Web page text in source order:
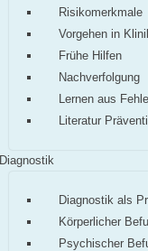
Risikomerkmale
Vorgehen in Klinik/
Frühe Hilfen
Nachverfolgung
Lernen aus Fehlern
Literatur Prävention
Diagnostik
Diagnostik als
Körperlicher Befund
Psychischer Befund